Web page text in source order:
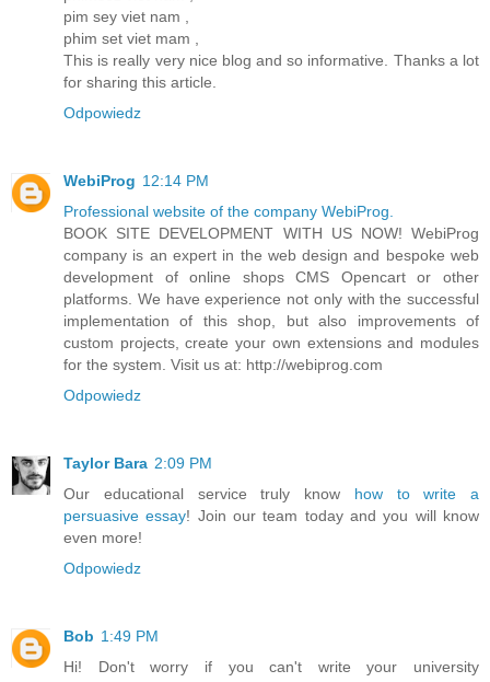
pim sey viet nam ,
phim set viet mam ,
This is really very nice blog and so informative. Thanks a lot
for sharing this article.
Odpowiedz
WebiProg 12:14 PM
Professional website of the company WebiProg.
BOOK SITE DEVELOPMENT WITH US NOW! WebiProg
company is an expert in the web design and bespoke web
development of online shops CMS Opencart or other
platforms. We have experience not only with the successful
implementation of this shop, but also improvements of
custom projects, create your own extensions and modules
for the system. Visit us at: http://webiprog.com
Odpowiedz
Taylor Bara 2:09 PM
Our educational service truly know how to write a
persuasive essay! Join our team today and you will know
even more!
Odpowiedz
Bob 1:49 PM
Hi! Don't worry if you can't write your university